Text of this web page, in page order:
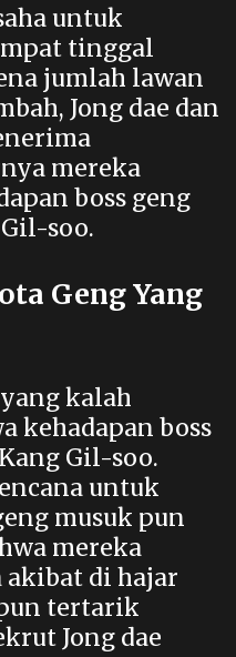
untuk
tinggal
jumlah lawan
Jong dae dan
mereka
boss geng
soo.
Geng Yang
kalah
kehadapan boss
Gil-soo.
untuk
musuk pun
mereka
akibat di hajar
tertarik
Jong dae